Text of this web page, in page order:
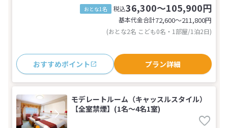
おとな1名 税込36,300～105,900円
基本代金合計72,600〜211,800円
(おとな2名 こども0名・1部屋/1泊2日)
おすすめポイント プラン詳細
モデレートルーム（キャッスルスタイル）
【全室禁煙】(1名～4名1室)